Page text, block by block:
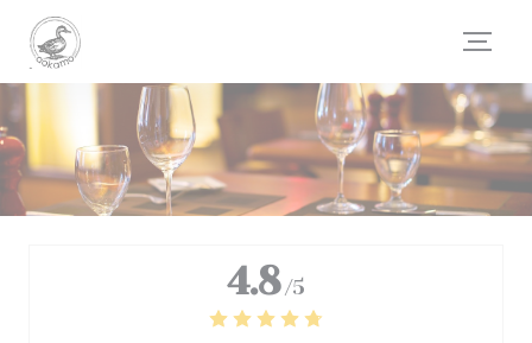
Panel pro správu cookies
4.8 /5